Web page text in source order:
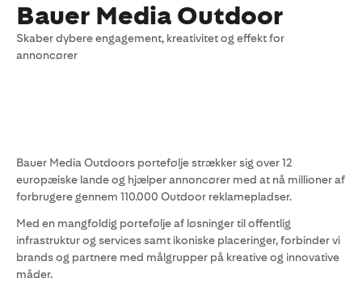
Bauer Media Outdoor
Skaber dybere engagement, kreativitet og effekt for
annoncører
Bauer Media Outdoors portefølje strækker sig over 12
europæiske lande og hjælper annoncører med at nå millioner af
forbrugere gennem 110.000 Outdoor reklamepladser.
Med en mangfoldig portefølje af løsninger til offentlig
infrastruktur og services samt ikoniske placeringer, forbinder vi
brands og partnere med målgrupper på kreative og innovative
måder.